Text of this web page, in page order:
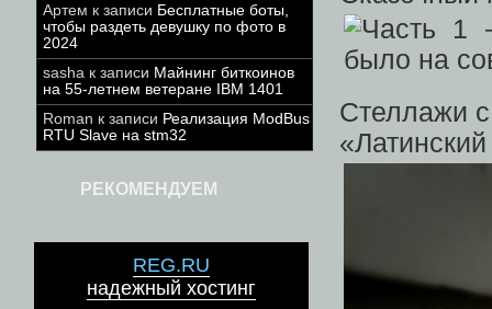
Артем к записи Бесплатные боты,
чтобы раздеть девушку по фото в
2024
sasha к записи Майнинг биткоинов
на 55-летнем ветеране IBM 1401
Roman к записи Реализация ModBus
RTU Slave на stm32
РЕКОМЕНДУЕМ
REG.RU
надежный хостинг
Стеллажи